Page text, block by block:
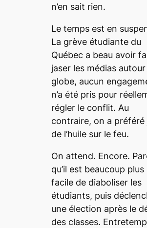
n’en sait rien.
Le temps est en
La grève étudiante du
Québec a beau avoir
jaser les médias
globe, aucun
n’a été pris pour
régler le conflit. Au
contraire, on a préféré
de l’huile sur le feu.
On attend. Encore.
qu’il est beaucoup plus
facile de diaboliser les
étudiants, puis
une élection après le
des classes.